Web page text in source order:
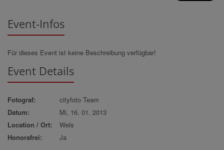
Event-Infos
Für dieses Event ist keine Beschreibung verfügbar!
Event Details
Fotograf:
cityfoto Team
Datum:
Mi, 16. 01. 2013
Location / Ort:
Wels
Honorafrei:
Ja